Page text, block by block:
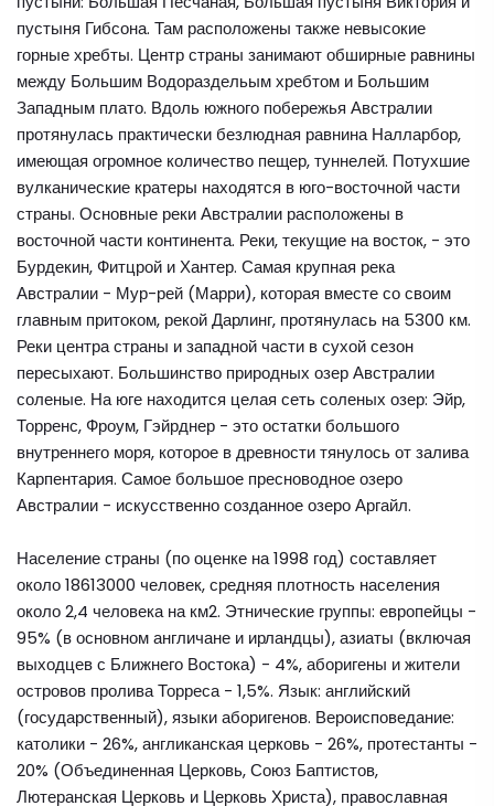
пустыня Гибсона. Там расположены также невысокие
горные хребты. Центр страны занимают обширные равнины
между Большим Водораздельым хребтом и Большим
Западным плато. Вдоль южного побережья Австралии
протянулась практически безлюдная равнина Налларбор,
имеющая огромное количество пещер, туннелей. Потухшие
вулканические кратеры находятся в юго-восточной части
страны. Основные реки Австралии расположены в
восточной части континента. Реки, текущие на восток, - это
Бурдекин, Фитцрой и Хантер. Самая крупная река
Австралии - Мур-рей (Марри), которая вместе со своим
главным притоком, рекой Дарлинг, протянулась на 5300 км.
Реки центра страны и западной части в сухой сезон
пересыхают. Большинство природных озер Австралии
соленые. На юге находится целая сеть соленых озер: Эйр,
Торренс, Фроум, Гэйрднер - это остатки большого
внутреннего моря, которое в древности тянулось от залива
Карпентария. Самое большое пресноводное озеро
Австралии - искусственно созданное озеро Аргайл.
Население страны (по оценке на 1998 год) составляет
около 18613000 человек, средняя плотность населения
около 2,4 человека на км2. Этнические группы: европейцы -
95% (в основном англичане и ирландцы), азиаты (включая
выходцев с Ближнего Востока) - 4%, аборигены и жители
островов пролива Торреса - 1,5%. Язык: английский
(государственный), языки аборигенов. Вероисповедание:
католики - 26%, англиканская церковь - 26%, протестанты -
20% (Объединенная Церковь, Союз Баптистов,
Лютеранская Церковь и Церковь Христа), православная